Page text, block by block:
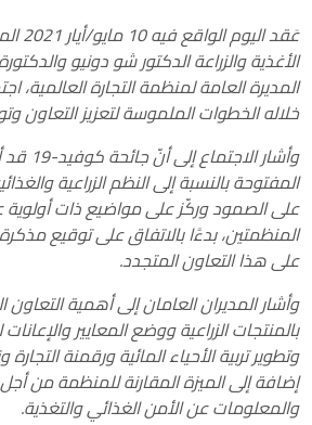
عَقد اليوم الواقع فيه10 مايو/أيار2021
الأغذية والزراعة الدكتور شو دونيو
المديرة العامة لمنظمة التجارة العالمية،
خلاله الخطوات الملموسة لتعزيز التعاون
وأشار الاجتماع إلى أنّ جائحة كوفيد-19 قد
المفتوحة بالنسبة إلى النظم الزراعية
على الصمود وركّز على مواضيع ذات أولوية
المنظمتين، بدءًا بالاتفاق على توقيع
على هذا التعاون المتجدد.
وأشار المديران العامان إلى أهمية التعاون
بالمنتجات الزراعية ووضع المعايير
وتطوير تربية الأحياء المائية ورقمنة
إضافة إلى الميزة المقارنة للمنظمة من أجل
والمعلومات عن الأمن الغذائي والتغذية.